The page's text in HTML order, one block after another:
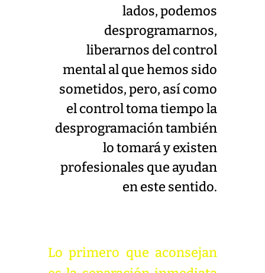
lados, podemos
desprogramarnos,
liberarnos del control
mental al que hemos sido
sometidos, pero, así como
el control toma tiempo la
desprogramación también
lo tomará y existen
profesionales que ayudan
en este sentido.
Lo primero que aconsejan